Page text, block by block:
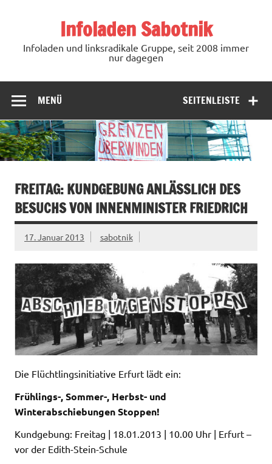
Infoladen Sabotnik
Infoladen und linksradikale Gruppe, seit 2008 immer
nur dagegen
SEITENLEISTE
MENÜ
FREITAG: KUNDGEBUNG ANLÄSSLICH DES
BESUCHS VON INNENMINISTER FRIEDRICH
17. Januar 2013 sabotnik
Die Flüchtlingsinitiative Erfurt lädt ein:
Frühlings-, Sommer-, Herbst- und
Winterabschiebungen Stoppen!
Kundgebung: Freitag | 18.01.2013 | 10.00 Uhr | Erfurt –
vor der Edith-Stein-Schule